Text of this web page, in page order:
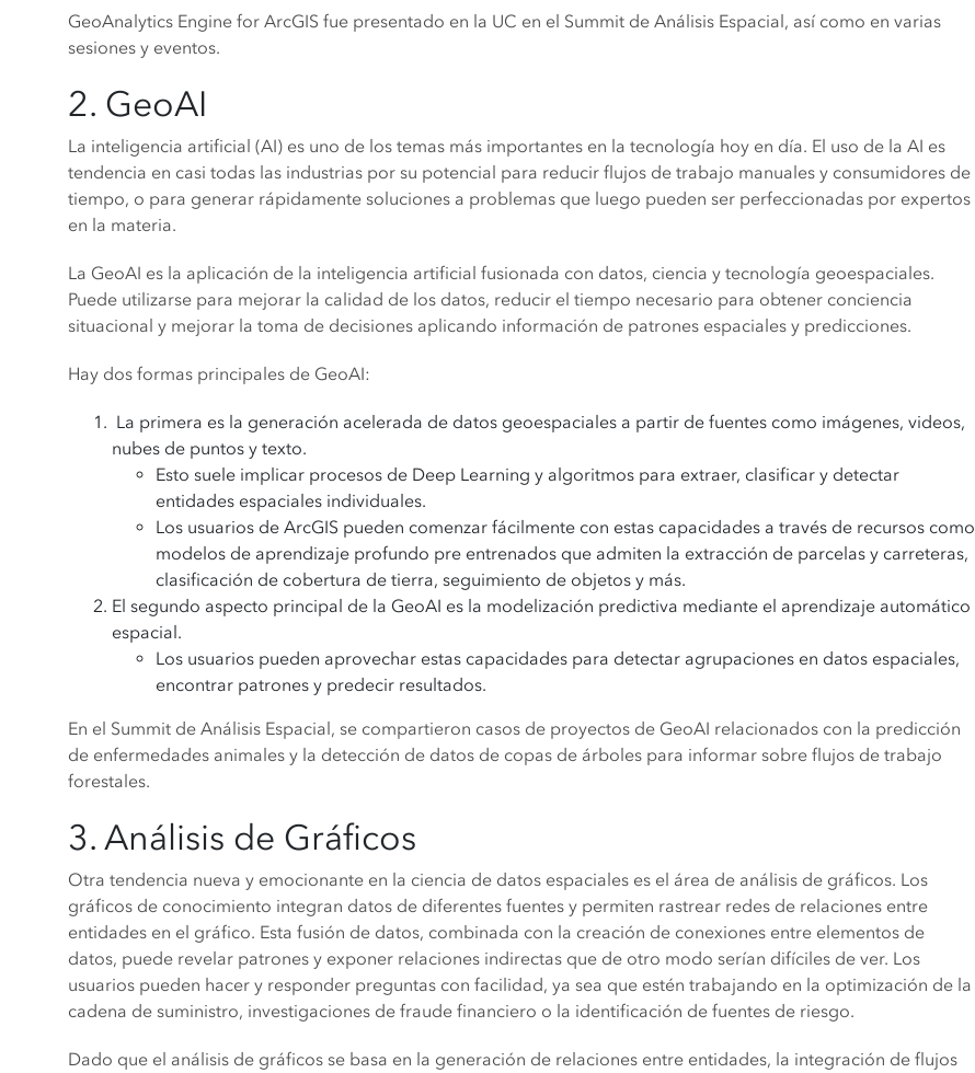
GeoAnalytics Engine for ArcGIS fue presentado en la UC en el Summit de Análisis Espacial, así como en varias
sesiones y eventos.
2. GeoAI
La inteligencia artificial (AI) es uno de los temas más importantes en la tecnología hoy en día. El uso de la AI es
tendencia en casi todas las industrias por su potencial para reducir flujos de trabajo manuales y consumidores de
tiempo, o para generar rápidamente soluciones a problemas que luego pueden ser perfeccionadas por expertos
en la materia.
La GeoAI es la aplicación de la inteligencia artificial fusionada con datos, ciencia y tecnología geoespaciales.
Puede utilizarse para mejorar la calidad de los datos, reducir el tiempo necesario para obtener conciencia
situacional y mejorar la toma de decisiones aplicando información de patrones espaciales y predicciones.
Hay dos formas principales de GeoAI:
La primera es la generación acelerada de datos geoespaciales a partir de fuentes como imágenes, videos,
nubes de puntos y texto.
Esto suele implicar procesos de Deep Learning y algoritmos para extraer, clasificar y detectar
entidades espaciales individuales.
Los usuarios de ArcGIS pueden comenzar fácilmente con estas capacidades a través de recursos como
modelos de aprendizaje profundo pre entrenados que admiten la extracción de parcelas y carreteras,
clasificación de cobertura de tierra, seguimiento de objetos y más.
El segundo aspecto principal de la GeoAI es la modelización predictiva mediante el aprendizaje automático
espacial.
Los usuarios pueden aprovechar estas capacidades para detectar agrupaciones en datos espaciales,
encontrar patrones y predecir resultados.
En el Summit de Análisis Espacial, se compartieron casos de proyectos de GeoAI relacionados con la predicción
de enfermedades animales y la detección de datos de copas de árboles para informar sobre flujos de trabajo
forestales.
3. Análisis de Gráficos
Otra tendencia nueva y emocionante en la ciencia de datos espaciales es el área de análisis de gráficos. Los
gráficos de conocimiento integran datos de diferentes fuentes y permiten rastrear redes de relaciones entre
entidades en el gráfico. Esta fusión de datos, combinada con la creación de conexiones entre elementos de
datos, puede revelar patrones y exponer relaciones indirectas que de otro modo serían difíciles de ver. Los
usuarios pueden hacer y responder preguntas con facilidad, ya sea que estén trabajando en la optimización de la
cadena de suministro, investigaciones de fraude financiero o la identificación de fuentes de riesgo.
Dado que el análisis de gráficos se basa en la generación de relaciones entre entidades, la integración de flujos